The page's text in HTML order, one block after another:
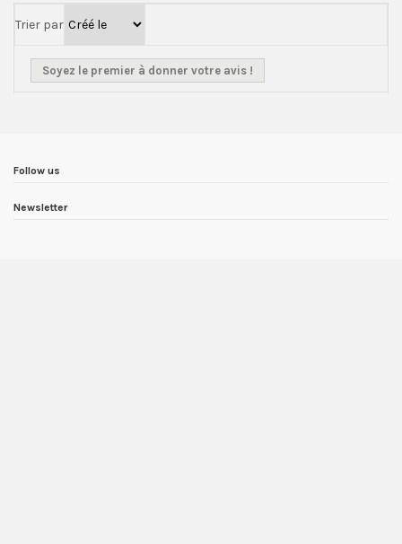
Trier par
Soyez le premier à donner votre avis !
Follow us
Newsletter